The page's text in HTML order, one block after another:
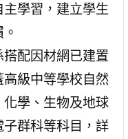
學習，建立學生
配因材網已建置
級中等學校自然
學、生物及地球
群科等科目，詳